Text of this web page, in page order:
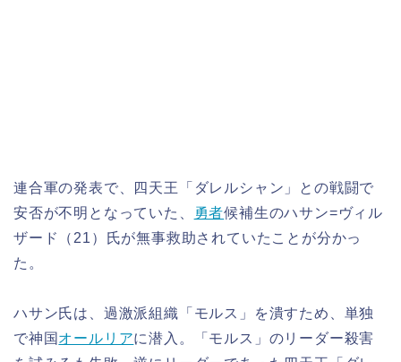
連合軍の発表で、四天王「ダレルシャン」との戦闘で
安否が不明となっていた、
勇者候補生のハサン=ヴィル
ザード（21）氏が無事救助されていたことが分かっ
た。
ハサン氏は、過激派組織「モルス」を潰すため、単独
で神国 オールリアに潜入。「モルス」のリーダー殺害